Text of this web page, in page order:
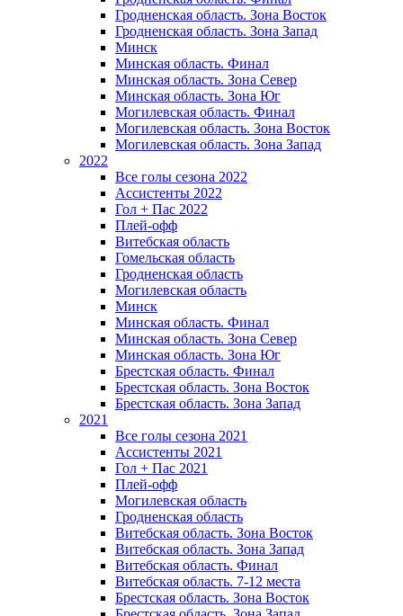
Гродненская область. Зона Восток
Гродненская область. Зона Запад
Минск
Минская область. Финал
Минская область. Зона Север
Минская область. Зона Юг
Могилевская область. Финал
Могилевская область. Зона Восток
Могилевская область. Зона Запад
2022
Все голы сезона 2022
Ассистенты 2022
Гол + Пас 2022
Плей-офф
Витебская область
Гомельская область
Гродненская область
Могилевская область
Минск
Mинская область. Финал
Минская область. Зона Север
Минская область. Зона Юг
Брестская область. Финал
Брестская область. Зона Восток
Брестская область. Зона Запад
2021
Все голы сезона 2021
Ассистенты 2021
Гол + Пас 2021
Плей-офф
Могилевская область
Гродненская область
Витебская область. Зона Восток
Витебская область. Зона Запад
Витебская область. Финал
Витебская область. 7-12 места
Брестская область. Зона Восток